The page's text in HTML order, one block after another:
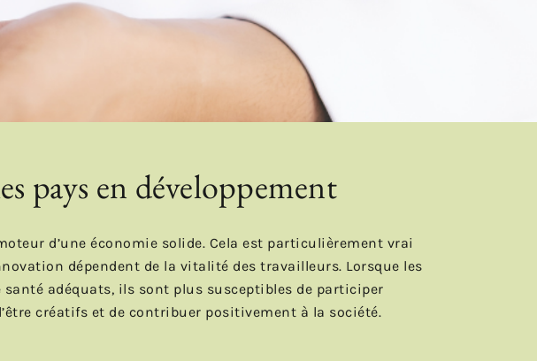
pays en développement
d’une économie solide. Cela est particulièrement vrai
dépendent de la vitalité des travailleurs. Lorsque les
adéquats, ils sont plus susceptibles de participer
créatifs et de contribuer positivement à la société.